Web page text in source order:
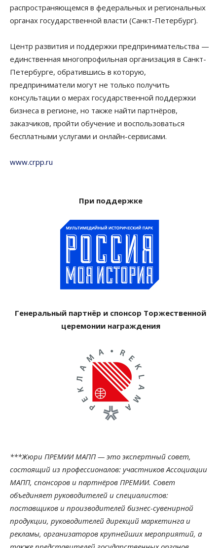
распространяющемся в федеральных и региональных
органах государственной власти (Санкт-Петербург).
Центр развития и поддержки предпринимательства —
единственная многопрофильная организация в Санкт-
Петербурге, обратившись в которую,
предприниматели могут не только получить
консультации о мерах государственной поддержки
бизнеса в регионе, но также найти партнёров,
заказчиков, пройти обучение и воспользоваться
бесплатными услугами и онлайн-сервисами.
www.crpp.ru
При поддержке
Генеральный партнёр и спонсор Торжественной
церемонии награждения
***Жюри ПРЕМИИ МАПП — это экспертный совет,
состоящий из профессионалов: участников Ассоциации
МАПП, спонсоров и партнёров ПРЕМИИ. Совет
объединяет руководителей и специалистов:
поставщиков и производителей бизнес-сувенирной
продукции, руководителей дирекций маркетинга и
рекламы, организаторов крупнейших мероприятий, а